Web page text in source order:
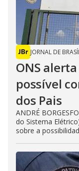
JORNAL DE
ONS
possível
dos Pais
ANDRÉ
do Sistema
sobre a